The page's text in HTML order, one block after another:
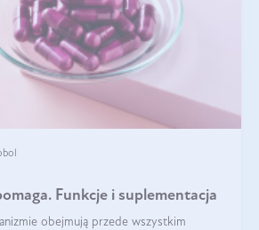
Funkcje i suplementacja
obejmują przede wszystkim